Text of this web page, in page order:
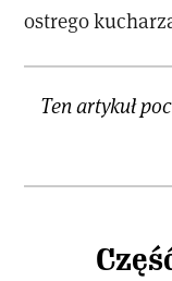
ostrego
Ten artykuł